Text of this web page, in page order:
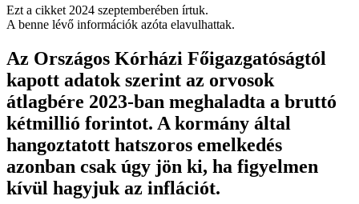
Ezt a cikket 2024 szeptemberében írtuk.
A benne lévő információk azóta elavulhattak.
Az Országos Kórházi Főigazgatóságtól
kapott adatok szerint az orvosok
átlagbére 2023-ban meghaladta a bruttó
kétmillió forintot. A kormány által
hangoztatott hatszoros emelkedés
azonban csak úgy jön ki, ha figyelmen
kívül hagyjuk az inflációt.